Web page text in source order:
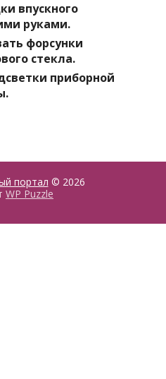
впускного
руками.
форсунки
стекла.
приборной
портал © 2026
WP Puzzle